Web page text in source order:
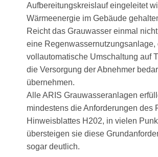
Aufbereitungskreislauf eingeleitet
Wärmeenergie im Gebäude
Reicht das Grauwasser einmal
eine Regenwassernutzungsanlage,
vollautomatische Umschaltung auf
die Versorgung der Abnehmer
übernehmen.
Alle ARIS Grauwasseranlagen
mindestens die Anforderungen des
Hinweisblattes H202, in vielen
übersteigen sie diese
sogar deutlich.